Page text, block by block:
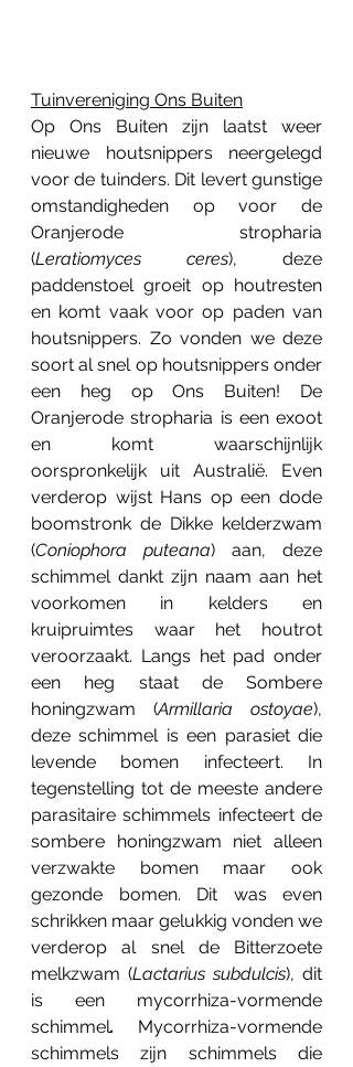
Tuinvereniging Ons Buiten
Op Ons Buiten zijn laatst weer
nieuwe houtsnippers neergelegd
voor de tuinders. Dit levert gunstige
omstandigheden op voor de
Oranjerode stropharia
(Leratiomyces ceres), deze
paddenstoel groeit op houtresten
en komt vaak voor op paden van
houtsnippers. Zo vonden we deze
soort al snel op houtsnippers onder
een heg op Ons Buiten! De
Oranjerode stropharia is een exoot
en komt waarschijnlijk
oorspronkelijk uit Australië. Even
verderop wijst Hans op een dode
boomstronk de Dikke kelderzwam
(Coniophora puteana) aan, deze
schimmel dankt zijn naam aan het
voorkomen in kelders en
kruipruimtes waar het houtrot
veroorzaakt. Langs het pad onder
een heg staat de Sombere
honingzwam (Armillaria ostoyae),
deze schimmel is een parasiet die
levende bomen infecteert. In
tegenstelling tot de meeste andere
parasitaire schimmels infecteert de
sombere honingzwam niet alleen
verzwakte bomen maar ook
gezonde bomen. Dit was even
schrikken maar gelukkig vonden we
verderop al snel de Bitterzoete
melkzwam (Lactarius subdulcis), dit
is een mycorrhiza-vormende
schimmel. Mycorrhiza-vormende
schimmels zijn schimmels die